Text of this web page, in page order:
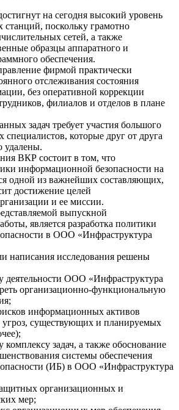
на сегодня высокий уровень
станций, поскольку грамотно
сетей, а также
образцы аппаратного и
обеспечения.
фирмой практически
отслеживания состояния
без оперативной коррекции
филиалов и отделов в плане
задач требует участия большого
специалистов, которые друг от друга
удалены.
ВКР состоит в том, что
информационной безопасности на
одной из важнейших составляющих,
достижение целей
и ее миссии.
выпускной
является разработка политики
в ООО «Инфраструктура
написания исследования решены
деятельности ООО «Инфраструктура
организационно-функциональную
информационных активов
угроз, существующих и планируемых
комплексу задач, а также обоснование
системы обеспечения
(ИБ) в ООО «Инфраструктура
организационных и
мер;